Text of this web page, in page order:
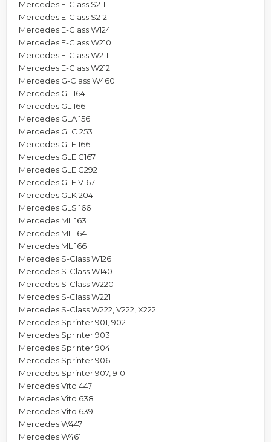
Mercedes E-Class S211
Mercedes E-Class S212
Mercedes E-Class W124
Mercedes E-Class W210
Mercedes E-Class W211
Mercedes E-Class W212
Mercedes G-Class W460
Mercedes GL 164
Mercedes GL 166
Mercedes GLA 156
Mercedes GLC 253
Mercedes GLE 166
Mercedes GLE C167
Mercedes GLE C292
Mercedes GLE V167
Mercedes GLK 204
Mercedes GLS 166
Mercedes ML 163
Mercedes ML 164
Mercedes ML 166
Mercedes S-Class W126
Mercedes S-Class W140
Mercedes S-Class W220
Mercedes S-Class W221
Mercedes S-Class W222, V222, X222
Mercedes Sprinter 901, 902
Mercedes Sprinter 903
Mercedes Sprinter 904
Mercedes Sprinter 906
Mercedes Sprinter 907, 910
Mercedes Vito 447
Mercedes Vito 638
Mercedes Vito 639
Mercedes W447
Mercedes W461